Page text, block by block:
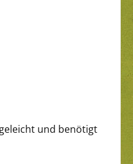
und benötigt